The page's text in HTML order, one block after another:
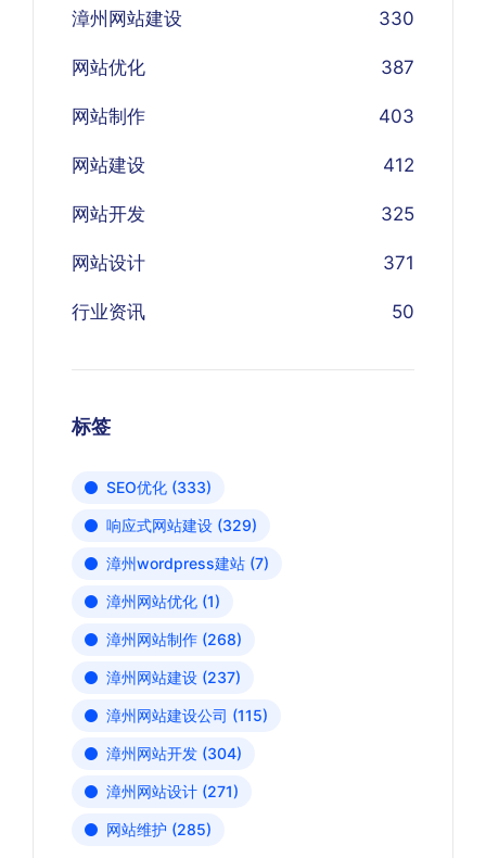
漳州网站建设 330
网站优化 387
网站制作 403
网站建设 412
网站开发 325
网站设计 371
行业资讯 50
标签
SEO优化 (333)
响应式网站建设 (329)
漳州wordpress建站 (7)
漳州网站优化 (1)
漳州网站制作 (268)
漳州网站建设 (237)
漳州网站建设公司 (115)
漳州网站开发 (304)
漳州网站设计 (271)
网站维护 (285)